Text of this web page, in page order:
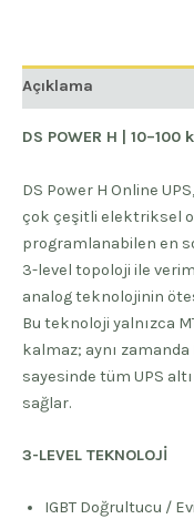
Açıklama
DS POWER H | 10–100
DS Power H Online
çok çeşitli elektriksel
programlanabilen en
3-level topoloji ile
analog teknolojinin
Bu teknoloji yalnızca
kalmaz; aynı
sayesinde tüm UPS
sağlar.
3-LEVEL TEKNOLOJİ
IGBT Doğrultucu /